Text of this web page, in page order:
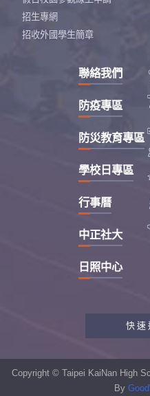
招生專網
招收外國學生簡章
聯絡我們
防疫專區
防災教育專區
學校日專區
行事曆
中正社大
日照中心
快速
教職
性別平
Copyright © Taipei KaiNan High
By